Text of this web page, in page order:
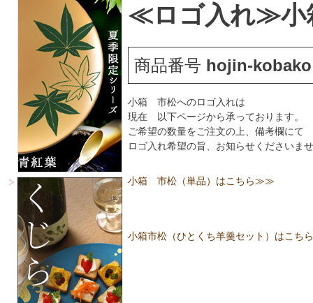
≪ロゴ入れ≫小
商品番号 hojin-kobako
小箱 市松へのロゴ入れは
現在 以下ページから承っております。
ご希望の数量をご注文の上、備考欄にて
ロゴ入れ希望の旨、お知らせくださいま
小箱 市松（単品）はこちら≫≫
小箱市松（ひとくち羊羹セット）はこ